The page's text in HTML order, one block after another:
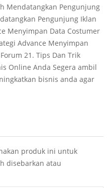
Mendatangkan Pengunjung
Pengunjung Iklan
Menyimpan Data Costumer
Advance Menyimpan
21. Tips Dan Trik
Online Anda Segera ambil
bisnis anda agar
produk ini untuk
disebarkan atau